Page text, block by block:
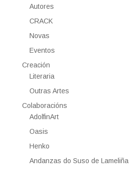
Autores
CRACK
Novas
Eventos
Creación
Literaria
Outras Artes
Colaboracións
AdolfinArt
Oasis
Henko
Andanzas do Suso de Lameliña